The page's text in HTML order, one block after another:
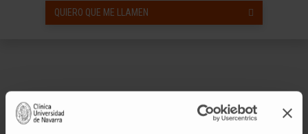
QUIERO QUE ME LLAMEN